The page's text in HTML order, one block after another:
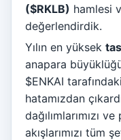
($RKLB) hamlesi
değerlendirdik.
Yılın en yüksek
anapara
$ENKAI
hatamızdan
dağılımlarımızı
akışlarımızı tüm